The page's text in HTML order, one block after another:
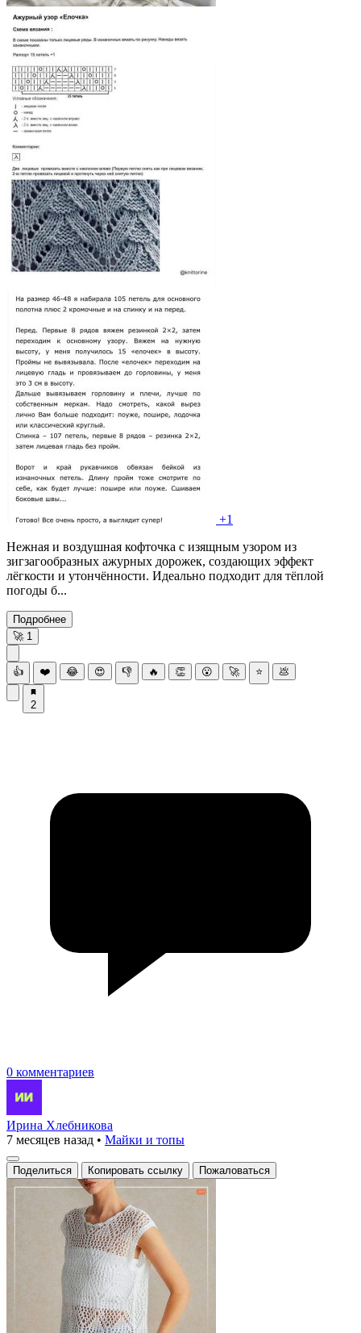
+1
Нежная и воздушная кофточка с изящным узором из
зигзагообразных ажурных дорожек, создающих эффект
лёгкости и утончённости. Идеально подходит для тёплой
погоды б...
Подробнее
🚀 1
👍 ❤️ 😂 😍 👎 🔥 👏 😮 🚀 ⭐ 💩
2
0 комментариев
Ирина Хлебникова
7 месяцев назад • Майки и топы
Поделиться Копировать ссылку Пожаловаться